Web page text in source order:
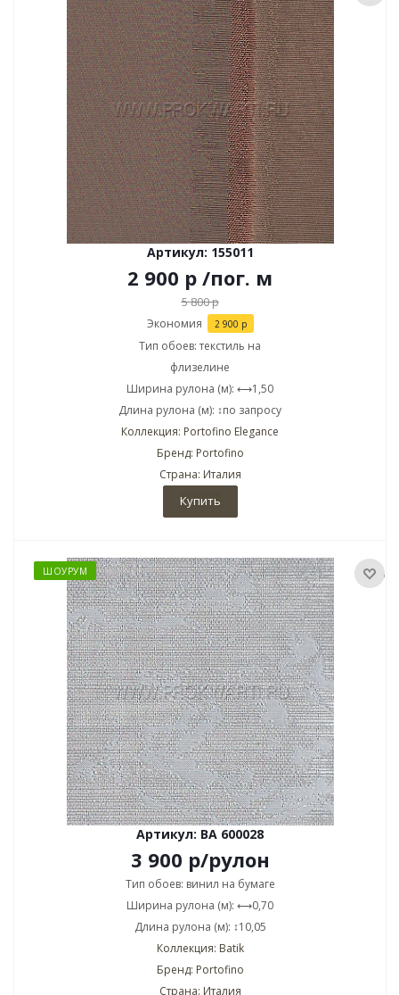
Артикул: 155011
2 900 р /пог. м
5 800р
Экономия 2 900 р
Тип обоев: текстиль на
флизелине
Ширина рулона (м): ⟷1,50
Длина рулона (м): ↕по запросу
Коллекция: Portofino Elegance
Бренд: Portofino
Страна: Италия
Купить
ШОУРУМ
Артикул: BA 600028
3 900 р/рулон
Тип обоев: винил на бумаге
Ширина рулона (м): ⟷0,70
Длина рулона (м): ↕10,05
Коллекция: Batik
Бренд: Portofino
Страна: Италия